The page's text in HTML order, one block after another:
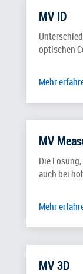
MV ID
optischen
Mehr
MV
Die
auch bei
Mehr
MV 3D